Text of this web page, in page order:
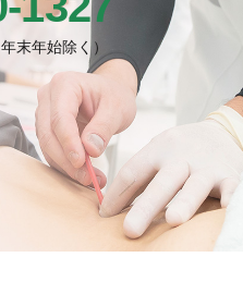
末年始除く）